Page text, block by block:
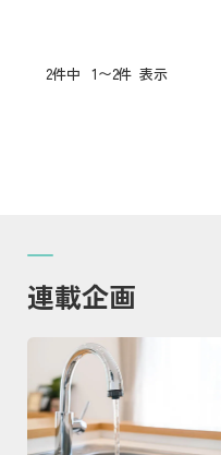
2件中 1〜2件 表示
連載企画
記事を読む